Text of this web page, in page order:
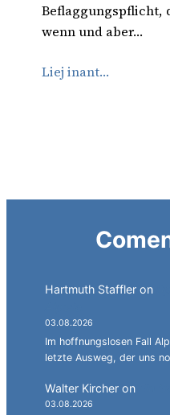
Beflaggungspflicht,
wenn und aber…
Liej inant…
Hartmuth Staffler on
03.08.2026
Im hoffnungslosen Fall
letzte Ausweg, der uns
Walter Kircher on
03.08.2026